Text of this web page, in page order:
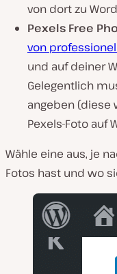
von dort zu
Pexels Free
von
und auf deiner
Gelegentlich
angeben (diese
Pexels-Foto auf
Wähle eine aus, je
Fotos hast und wo